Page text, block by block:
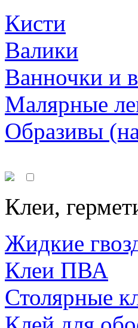
Кисти
Валики
Ванночки и
Малярные
Образивы
Клеи,
Жидкие
Клеи ПВА
Столярные